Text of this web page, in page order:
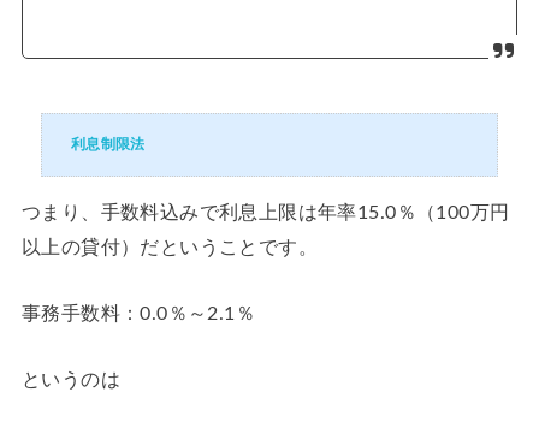
利息制限法
つまり、手数料込みで利息上限は年率15.0％（100万円
以上の貸付）だということです。
事務手数料：0.0％～2.1％
というのは